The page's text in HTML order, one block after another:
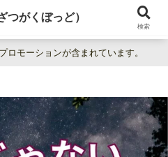
常の「なぜ？」を楽しく学べる雑学百科
ロモーションが含まれています。
つがくぼっど）
検索